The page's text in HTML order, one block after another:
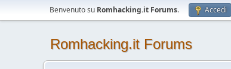
Benvenuto su Romhacking.it Forums. Accedi
Romhacking.it Forums